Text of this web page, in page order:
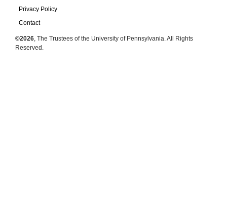
Privacy Policy
Contact
©2026, The Trustees of the University of Pennsylvania. All Rights
Reserved.